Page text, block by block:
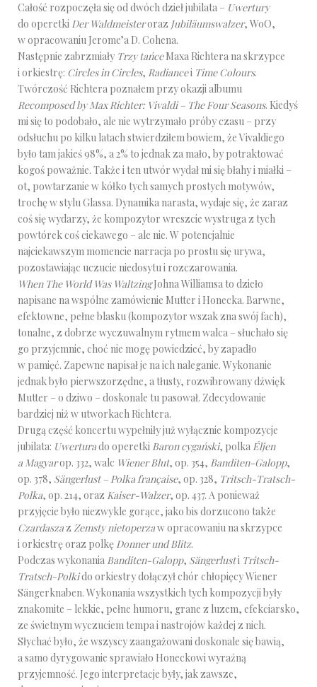
Całość rozpoczęła się od dwóch dzieł jubilata – Uwertury
do operetki Der Waldmeisteroraz Jubiläumswalzer, WoO,
w opracowaniu Jerome’a D. Cohena.
Następnie zabrzmiały Trzy tańceMaxa Richtera na skrzypce
i orkiestrę: Circles in Circles, Radiancei Time Colours.
Twórczość Richtera poznałem przy okazji albumu
Recomposed by Max Richter: Vivaldi – The Four Seasons. Kiedyś
mi się to podobało, ale nie wytrzymało próby czasu – przy
odsłuchu po kilku latach stwierdziłem bowiem, że Vivaldiego
było tam jakieś 98%, a 2% to jednak za mało, by potraktować
kogoś poważnie. Także i ten utwór wydał mi się błahy i miałki –
ot, powtarzanie w kółko tych samych prostych motywów,
trochę w stylu Glassa. Dynamika narasta, wydaje się, że zaraz
coś się wydarzy, że kompozytor wreszcie wystruga z tych
powtórek coś ciekawego – ale nie. W potencjalnie
najciekawszym momencie narracja po prostu się urywa,
pozostawiając uczucie niedosytu i rozczarowania.
When The World Was WaltzingJohna Williamsa to dzieło
napisane na wspólne zamówienie Mutter i Honecka. Barwne,
efektowne, pełne blasku (kompozytor wszak zna swój fach),
tonalne, z dobrze wyczuwalnym rytmem walca – słuchało się
go przyjemnie, choć nie mogę powiedzieć, by zapadło
w pamięć. Zapewne napisał je na ich naleganie. Wykonanie
jednak było pierwszorzędne, a tłusty, rozwibrowany dźwięk
Mutter – o dziwo – doskonale tu pasował. Zdecydowanie
bardziej niż w utworkach Richtera.
Drugą część koncertu wypełniły już wyłącznie kompozycje
jubilata: Uwerturado operetki Baron cygański, polka Éljen
a Magyarop. 332, walc Wiener Blut, op. 354, Banditen-Galopp,
op. 378, Sängerlust – Polka française, op. 328, Tritsch-Tratsch-
Polka, op. 214, oraz Kaiser-Walzer, op. 437. A ponieważ
przyjęcie było niezwykle gorące, jako bis dorzucono także
Czardaszaz Zemsty nietoperzaw opracowaniu na skrzypce
i orkiestrę oraz polkę Donner und Blitz.
Podczas wykonania Banditen-Galopp, Sängerlusti Tritsch-
Tratsch-Polkido orkiestry dołączył chór chłopięcy Wiener
Sängerknaben. Wykonania wszystkich tych kompozycji były
znakomite – lekkie, pełne humoru, grane z luzem, efekciarsko,
ze świetnym wyczuciem tempa i nastrojów każdej z nich.
Słychać było, że wszyscy zaangażowani doskonale się bawią,
a samo dyrygowanie sprawiało Honeckowi wyraźną
przyjemność. Jego interpretacje były, jak zawsze,